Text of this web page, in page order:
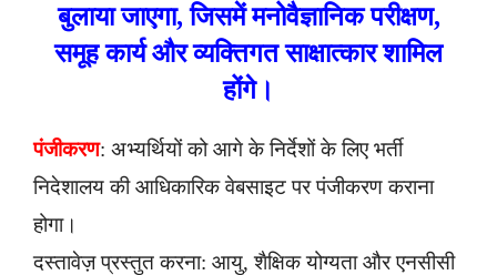
बुलाया जाएगा, जिसमें मनोवैज्ञानिक परीक्षण,
समूह कार्य और व्यक्तिगत साक्षात्कार शामिल
होंगे।
पंजीकरण: अभ्यर्थियों को आगे के निर्देशों के लिए भर्ती
निदेशालय की आधिकारिक वेबसाइट पर पंजीकरण कराना
होगा।
दस्तावेज़ प्रस्तुत करना: आयु, शैक्षिक योग्यता और एनसीसी